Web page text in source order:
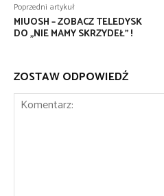
Poprzedni artykuł
MIUOSH – ZOBACZ TELEDYSK
DO „NIE MAMY SKRZYDEŁ” !
ZOSTAW ODPOWIEDŹ